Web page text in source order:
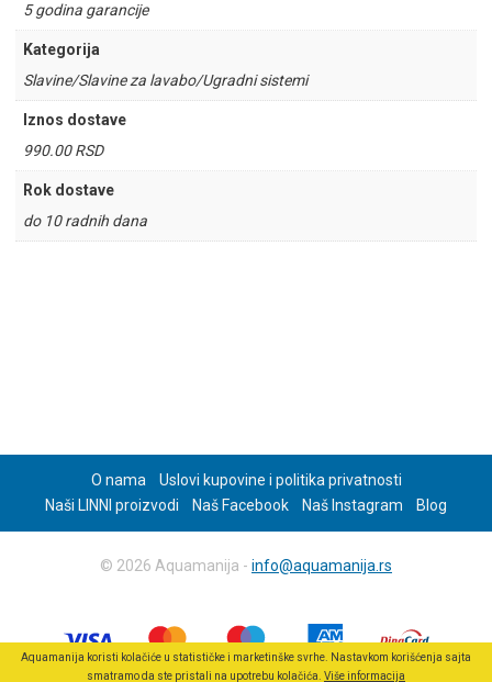
5 godina garancije
Kategorija
Slavine/Slavine za lavabo/Ugradni sistemi
Iznos dostave
990.00 RSD
Rok dostave
do 10 radnih dana
O nama
Uslovi kupovine i politika privatnosti
Naši LINNI proizvodi
Naš Facebook Naš Instagram Blog
© 2026 Aquamanija - info@aquamanija.rs
Aquamanija koristi kolačiće u statističke i marketinške svrhe. Nastavkom korišćenja sajta
smatramo da ste pristali na upotrebu kolačića. Više informacija